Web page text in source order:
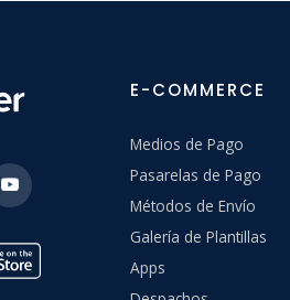
E-COMMERCE
Medios de Pago
Pasarelas de Pago
Métodos de Envío
Galería de Plantillas
Apps